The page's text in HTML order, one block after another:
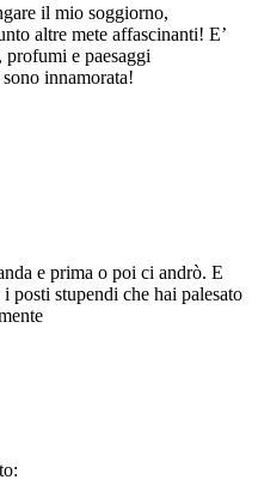
il mio soggiorno,
altre mete affascinanti! E’
e paesaggi
innamorata!
e prima o poi ci andrò. E
posti stupendi che hai palesato